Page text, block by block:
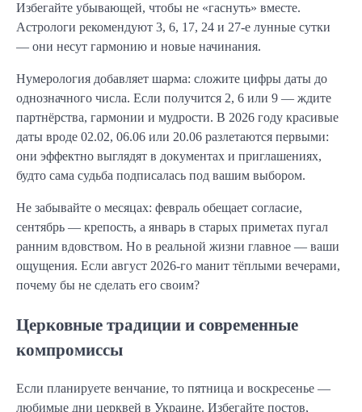
Избегайте убывающей, чтобы не «гаснуть» вместе.
Астрологи рекомендуют 3, 6, 17, 24 и 27-е лунные сутки
— они несут гармонию и новые начинания.
Нумерология добавляет шарма: сложите цифры даты до
однозначного числа. Если получится 2, 6 или 9 — ждите
партнёрства, гармонии и мудрости. В 2026 году красивые
даты вроде 02.02, 06.06 или 20.06 разлетаются первыми:
они эффектно выглядят в документах и приглашениях,
будто сама судьба подписалась под вашим выбором.
Не забывайте о месяцах: февраль обещает согласие,
сентябрь — крепость, а январь в старых приметах пугал
ранним вдовством. Но в реальной жизни главное — ваши
ощущения. Если август 2026-го манит тёплыми вечерами,
почему бы не сделать его своим?
Церковные традиции и современные
компромиссы
Если планируете венчание, то пятница и воскресенье —
любимые дни церквей в Украине. Избегайте постов,